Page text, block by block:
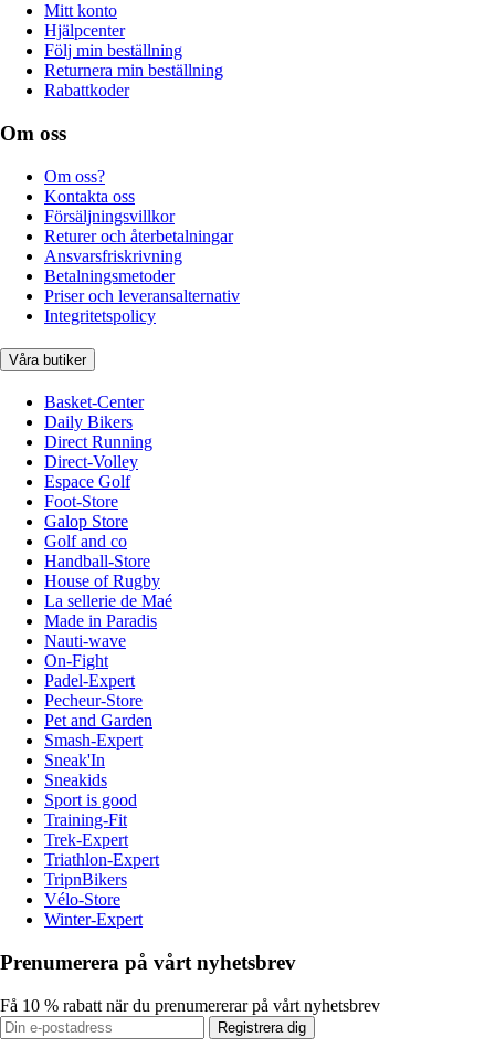
Mitt konto
Hjälpcenter
Följ min beställning
Returnera min beställning
Rabattkoder
Om oss
Om oss?
Kontakta oss
Försäljningsvillkor
Returer och återbetalningar
Ansvarsfriskrivning
Betalningsmetoder
Priser och leveransalternativ
Integritetspolicy
Våra butiker
Basket-Center
Daily Bikers
Direct Running
Direct-Volley
Espace Golf
Foot-Store
Galop Store
Golf and co
Handball-Store
House of Rugby
La sellerie de Maé
Made in Paradis
Nauti-wave
On-Fight
Padel-Expert
Pecheur-Store
Pet and Garden
Smash-Expert
Sneak'In
Sneakids
Sport is good
Training-Fit
Trek-Expert
Triathlon-Expert
TripnBikers
Vélo-Store
Winter-Expert
Prenumerera på vårt nyhetsbrev
Få 10 % rabatt när du prenumererar på vårt nyhetsbrev
Registrera dig